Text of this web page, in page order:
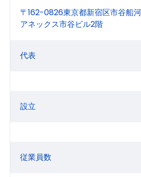
〒162-0826東京都新宿区市谷船
アネックス市谷ビル2階
代表
設立
従業員数